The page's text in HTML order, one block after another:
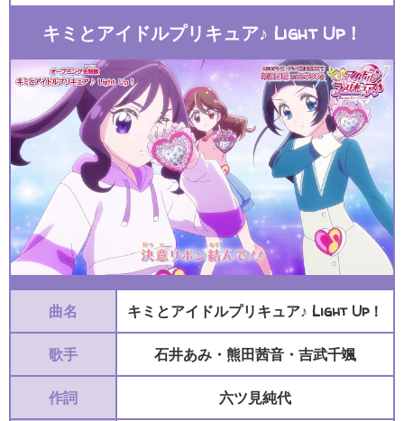
キミとアイドルプリキュア♪ Light Up！
曲名 キミとアイドルプリキュア♪ Light Up！
歌手 石井あみ・熊田茜音・吉武千颯
作詞 六ツ見純代